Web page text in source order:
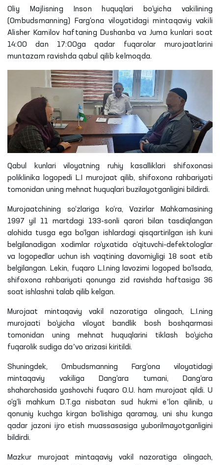
Oliy Majlisning Inson huquqlari bo‘yicha vakilining
(Ombudsmanning) Farg‘ona viloyatidagi mintaqaviy vakili
Alisher Kamilov haftaning Dushanba va Juma kunlari soat
14:00 dan 17:00ga qadar fuqarolar murojaatlarini
muntazam ravishda qabul qilib kelmoqda.
Qabul kunlari viloyatning ruhiy kasalliklari shifoxonasi
poliklinika logopedi
L.I murojaat qilib, shifoxona rahbariyati
tomonidan uning mehnat huquqlari buzilayotganligini bildirdi.
Murojaatchining so‘zlariga ko‘ra, Vazirlar Mahkamasining
1997 yil 11 martdagi 133-sonli qarori bilan tasdiqlangan
alohida tusga ega bo‘lgan ishlardagi qisqartirilgan ish kuni
belgilanadigan xodimlar ro‘yxatida o‘qituvchi-defektologlar
va logopedlar uchun ish vaqtining davomiyligi 18 soat etib
belgilangan. Lekin, fuqaro L.I.ning lavozimi logoped bo‘lsada,
shifoxona rahbariyati qonunga zid ravishda haftasiga 36
soat ishlashni talab qilib kelgan.
Murojaat mintaqaviy vakil nazoratigaolingach, L.I.ning
murojaati bo‘yicha viloyat bandlik bosh boshqarmasi
tomonidan uning mehnat huquqlarini tiklash bo‘yicha
fuqarolik sudiga daʼvo arizasi kiritildi.
Shuningdek, Ombudsmanning Farg‘ona viloyatidagi
mintaqaviy vakiliga
Dang‘ara tumani,
Dang‘ara
shaharchasida yashovchi fuqaro O.U. ham murojaat qildi. U
o‘g‘li mahkum
D.T.ga nisbatan sud hukmi eʼlon qilinib, u
qonuniy kuchga kirgan bo‘lishiga qaramay, uni shu kunga
qadar jazoni ijro etish muassasasiga yuborilmayotganligini
bildirdi.
Mazkur murojaat mintaqaviy vakil nazoratiga olingach,